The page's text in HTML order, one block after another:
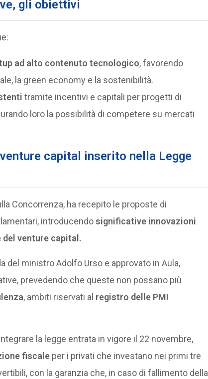
gli obiettivi
ad alto contenuto tecnologico, favorendo
la green economy e la sostenibilità.
tramite incentivi e capitali per progetti di
loro la possibilità di competere su mercati
capital inserito nella Legge
Concorrenza, ha recepito le proposte di
introducendosignificative innovazioni
venture capital.
del ministro Adolfo Urso e approvato in Aula,
prevedendo che queste non possano più
, ambiti riservati al registro delle PMI
la legge entrata in vigore il 22 novembre,
fiscaleper i privati che investano nei primi tre
con la garanzia che, in caso di fallimento della